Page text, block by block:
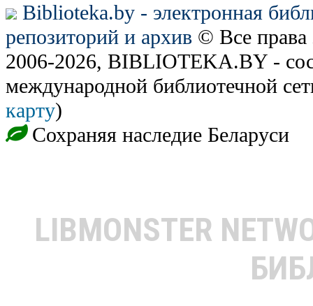
Biblioteka.by - электронная
репозиторий и архив © Все
2006-2026, BIBLIOTEKA.BY -
международной библиотечной
карту)
Сохраняя наследие Беларуси
LIBMONSTER